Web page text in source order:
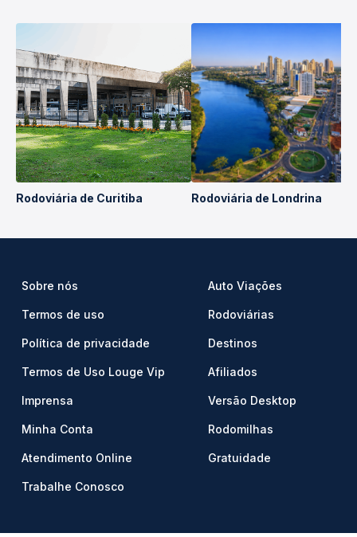
Rodoviária de Curitiba Rodoviária de Londrina
Sobre nós
Termos de uso
Política de privacidade
Termos de Uso Louge Vip
Imprensa
Minha Conta
Atendimento Online
Trabalhe Conosco
Auto Viações
Rodoviárias
Destinos
Afiliados
Versão Desktop
Rodomilhas
Gratuidade